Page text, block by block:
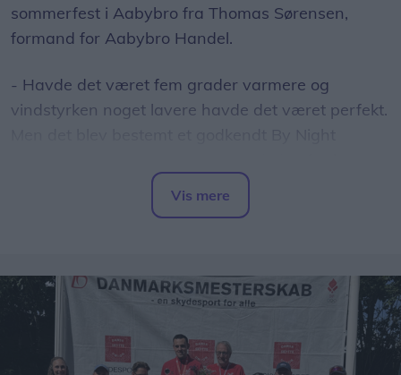
sommerfest i Aabybro fra Thomas Sørensen,
formand for Aabybro Handel.
- Havde det været fem grader varmere og
vindstyrken noget lavere havde det været perfekt.
borgere, siger Thomas Sørensen.
Vis mere